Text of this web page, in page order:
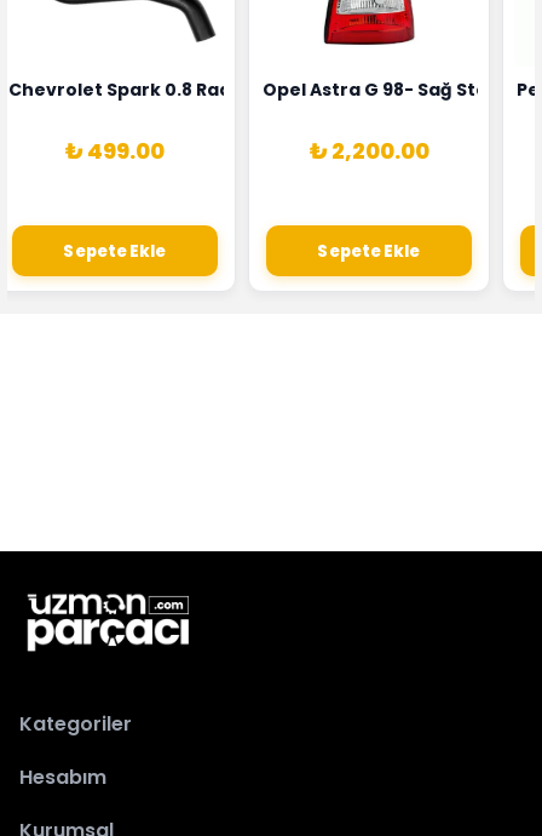
1628HN-0258010081
Alternatörü Valeo Marka 05E903018G
Chevrolet Spark 0.8 Radyatör Üst Hortumu Rapro Marka
₺ 499.00
Sepete Ekle
Opel Astra G 98- Sağ Stop
₺ 2,200.00
Sepete Ekle
Kategoriler
Hesabım